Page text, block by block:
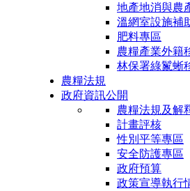
地產地消與農
溫網室設施補
肥料專區
農糧產業外籍
林保署綠鬣蜥
農糧法規
政府資訊公開
農糧法規及解
計畫評核
性別平等專區
安全防護專區
政府預算
政策宣導執行